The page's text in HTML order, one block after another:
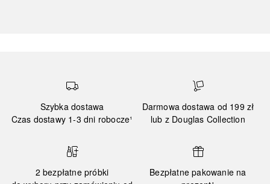
Szybka dostawa
Czas dostawy 1-3 dni robocze¹
Darmowa dostawa od 199 zł
lub z Douglas Collection
2 bezpłatne próbki
Bezpłatne pakowanie na